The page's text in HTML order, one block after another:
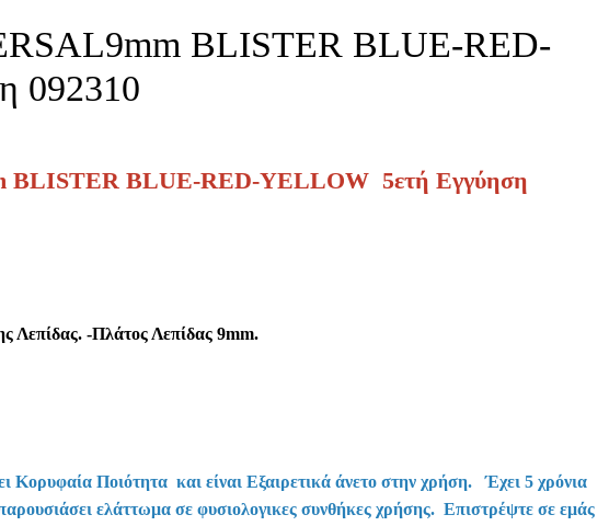
BLISTER BLUE-RED-
092310
BLISTER BLUE-RED-YELLOW 5ετή Εγγύηση
Λεπίδας. -Πλάτος Λεπίδας 9mm.
Κορυφαία Ποιότητα και είναι Εξαιρετικά άνετο στην χρήση. Έχει 5 χρόνια
ελάττωμα σε φυσιολογικες συνθήκες χρήσης. Επιστρέψτε σε εμάς